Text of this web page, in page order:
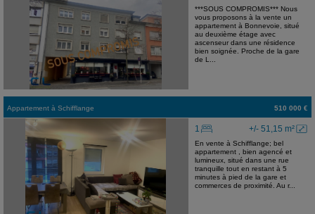
***SOUS COMPROMIS*** Nous
vous proposons à la vente un
appartement à Bonnevoie, situé
au deuxième étage avec
ascenseur dans une résidence
bien soignée. Proche de la gare
de L...
Appartement à Schifflange 510 000 €
+/- 51,15 m²
1
En vente à Schifflange; bel
appartement , bien agencé et
lumineux, situé dans une rue
tranquille tout en restant à 5
minutes à pied de la gare et
commerces de proximité. Au r...